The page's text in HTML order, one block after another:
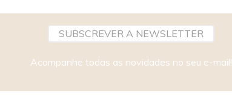
SUBSCREVER A NEWSLETTER
Acompanhe todas as novidades no seu e-mail!